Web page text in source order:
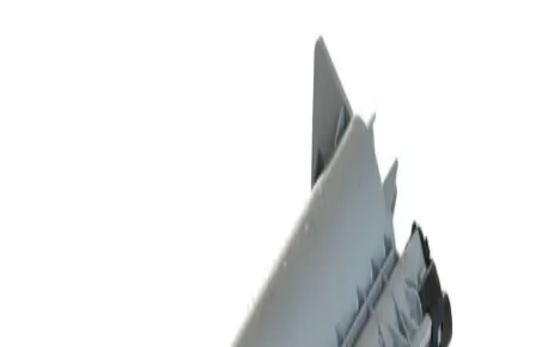
Nanoprint Toner Teknolojisi: Yüksek Kalite ve
Enerji Tasarrufu Sağlayan Yenilik
Nanoprint toner, nanoteknoloji ile geliştirilmiş küçük parçacıkları
sayesinde yüksek baskı kalitesi, enerji tasarrufu ve çevre dostu
özellikler sunar. Yazıcı teknolojisinde yeni bir dönemin kapılarını
Pantum Yazıcı Kurulumu, Kullanımı ve Bakımı:
Adım Adım Kapsamlı Rehber
Pantum yazıcıların kurulumu, kullanımı, baskı işlemleri ve bakım
ipuçları hakkında adım adım rehber. Yazıcı performansını artırmak